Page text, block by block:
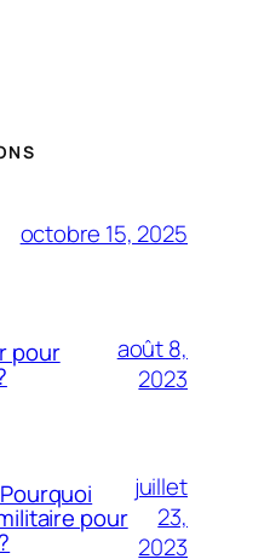
octobre 15, 2025
pour
août 8,
2023
pour
juillet
23,
2023